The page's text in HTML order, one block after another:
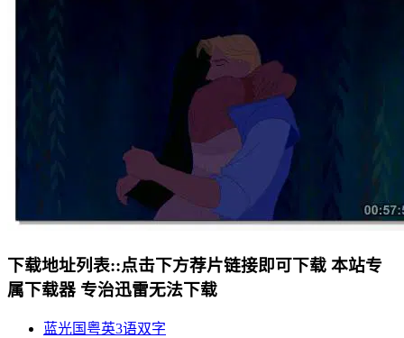
下载地址列表::点击下方荐片链接即可下载 本站专
属下载器 专治迅雷无法下载
蓝光国粤英3语双字